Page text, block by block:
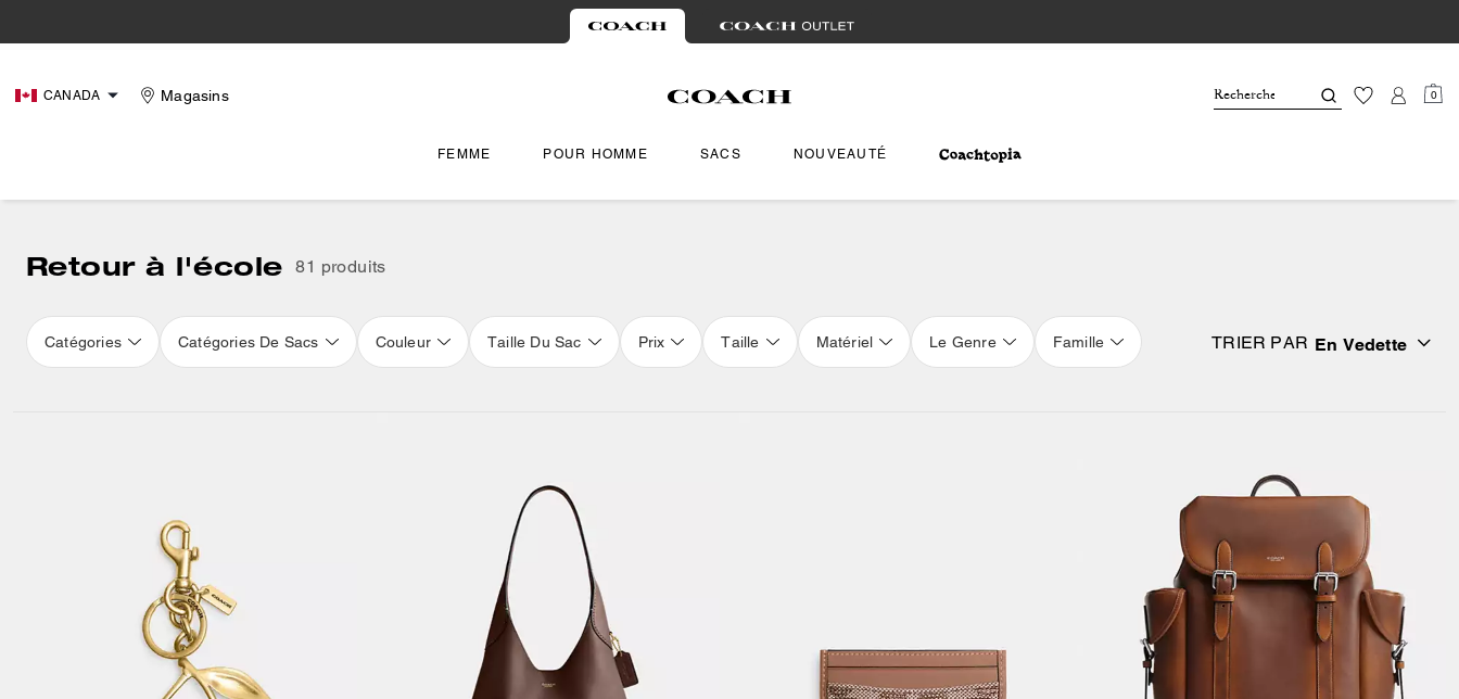
CANADA Magasins 0
FEMME POUR HOMME SACS NOUVEAUTÉ
Retour à l'école 81 produits
Catégories Catégories De Sacs Couleur Taille Du Sac Prix Taille Matériel Le Genre Famille TRIER PAR En Vedette